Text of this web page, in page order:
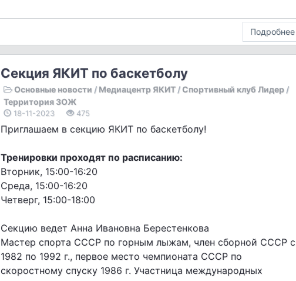
Подробнее
Секция ЯКИТ по баскетболу
Основные новости / Медиацентр ЯКИТ / Спортивный клуб Лидер /
Территория ЗОЖ
18-11-2023 475
Приглашаем в секцию ЯКИТ по баскетболу!
Тренировки проходят по расписанию:
Вторник, 15:00-16:20
Среда, 15:00-16:20
Четверг, 15:00-18:00
Секцию ведет Анна Ивановна Берестенкова
Мастер спорта СССР по горным лыжам, член сборной СССР с
1982 по 1992 г., первое место чемпионата СССР по
скоростному спуску 1986 г. Участница международных